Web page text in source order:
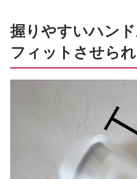
握りやすいハン
フィットさせら